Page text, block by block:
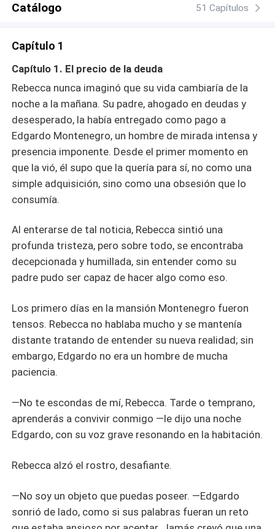
Catálogo 51 Capítulos
Capítulo 1
Capítulo 1. El precio de la deuda
Rebecca nunca imaginó que su vida cambiaría de la
noche a la mañana. Su padre, ahogado en deudas y
desesperado, la había entregado como pago a
Edgardo Montenegro, un hombre de mirada intensa y
presencia imponente. Desde el primer momento en
que la vió, él supo que la quería para sí, no como una
simple adquisición, sino como una obsesión que lo
consumía.
Al enterarse de tal noticia, Rebecca sintió una
profunda tristeza, pero sobre todo, se encontraba
decepcionada y humillada, sin entender como su
padre pudo ser capaz de hacer algo como eso.
Los primero días en la mansión Montenegro fueron
tensos. Rebecca no hablaba mucho y se mantenía
distante tratando de entender su nueva realidad; sin
embargo, Edgardo no era un hombre de mucha
paciencia.
—No te escondas de mí, Rebecca. Tarde o temprano,
aprenderás a convivir conmigo —le dijo una noche
Edgardo, con su voz grave resonando en la habitación.
Rebecca alzó el rostro, desafiante.
—No soy un objeto que puedas poseer. —Edgardo
sonrió de lado, como si sus palabras fueran un reto